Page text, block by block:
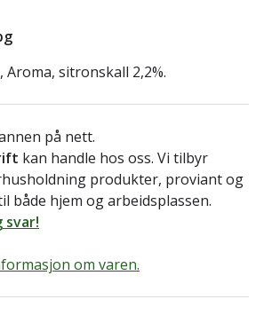
sitronskall 2,2%.
på nett.
kan handle hos oss. Vi tilbyr
produkter, proviant og
både hjem og arbeidsplassen.
svar!
om varen.